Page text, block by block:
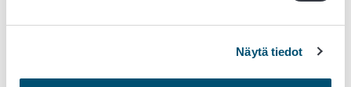
Näytä tiedot
Kynkäänniemi S-M, Kortet R, Härkönen L, Kaitala A,
Laaksonen S. Deer ked ? a new ectoparasite for reindeer?